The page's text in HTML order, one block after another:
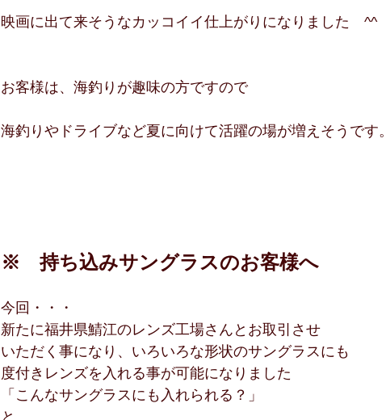
映画に出て来そうなカッコイイ仕上がりになりました　^^
お客様は、海釣りが趣味の方ですので
海釣りやドライブなど夏に向けて活躍の場が増えそうです。
※　持ち込みサングラスのお客様へ
今回・・・
新たに福井県鯖江のレンズ工場さんとお取引させ
いただく事になり、いろいろな形状のサングラスにも
度付きレンズを入れる事が可能になりました
「こんなサングラスにも入れられる？」
と